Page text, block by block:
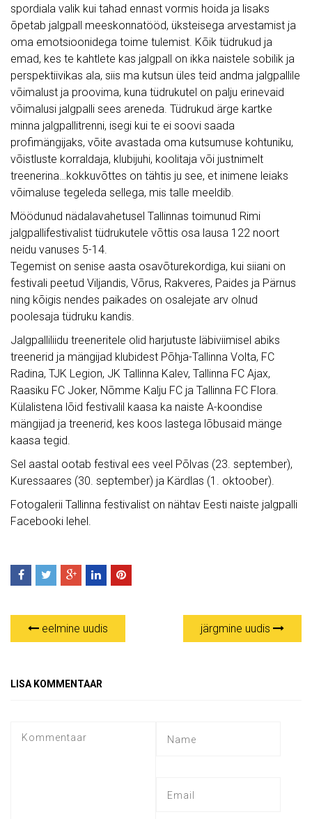
spordiala valik kui tahad ennast vormis hoida ja lisaks
õpetab jalgpall meeskonnatööd, üksteisega arvestamist ja
oma emotsioonidega toime tulemist. Kõik tüdrukud ja
emad, kes te kahtlete kas jalgpall on ikka naistele sobilik ja
perspektiivikas ala, siis ma kutsun üles teid andma jalgpallile
võimalust ja proovima, kuna tüdrukutel on palju erinevaid
võimalusi jalgpalli sees areneda. Tüdrukud ärge kartke
minna jalgpallitrenni, isegi kui te ei soovi saada
profimängijaks, võite avastada oma kutsumuse kohtuniku,
võistluste korraldaja, klubijuhi, koolitaja või justnimelt
treenerina…kokkuvõttes on tähtis ju see, et inimene leiaks
võimaluse tegeleda sellega, mis talle meeldib.
Möödunud nädalavahetusel Tallinnas toimunud Rimi
jalgpallifestivalist tüdrukutele võttis osa lausa 122 noort
neidu vanuses 5-14.
Tegemist on senise aasta osavõturekordiga, kui siiani on
festivali peetud Viljandis, Võrus, Rakveres, Paides ja Pärnus
ning kõigis nendes paikades on osalejate arv olnud
poolesaja tüdruku kandis.
Jalgpalliliidu treeneritele olid harjutuste läbiviimisel abiks
treenerid ja mängijad klubidest Põhja-Tallinna Volta, FC
Radina, TJK Legion, JK Tallinna Kalev, Tallinna FC Ajax,
Raasiku FC Joker, Nõmme Kalju FC ja Tallinna FC Flora.
Külalistena lõid festivalil kaasa ka naiste A-koondise
mängijad ja treenerid, kes koos lastega lõbusaid mänge
kaasa tegid.
Sel aastal ootab festival ees veel Põlvas (23. september),
Kuressaares (30. september) ja Kärdlas (1. oktoober).
Fotogalerii Tallinna festivalist on nähtav Eesti naiste jalgpalli
Facebooki lehel.
eelmine uudis järgmine uudis
LISA KOMMENTAAR